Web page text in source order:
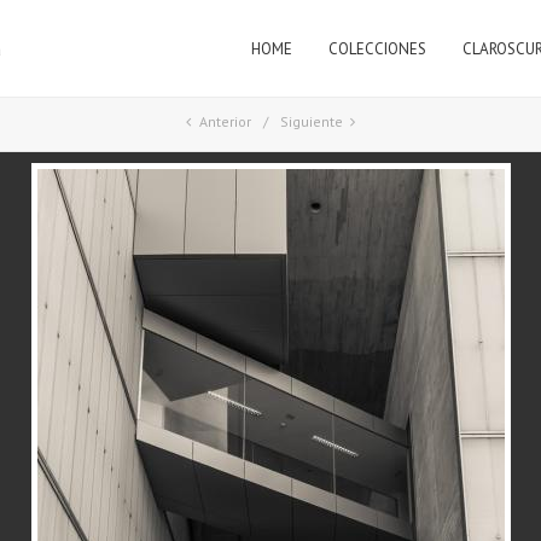
HOME COLECCIONES
Anterior Siguiente